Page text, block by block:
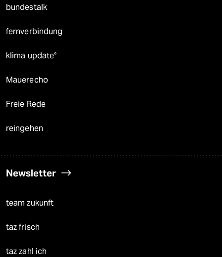
bundestalk
fernverbindung
klima update°
Mauerecho
Freie Rede
reingehen
Newsletter
team zukunft
taz frisch
taz zahl ich